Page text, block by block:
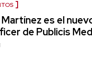
es el
de Publicis